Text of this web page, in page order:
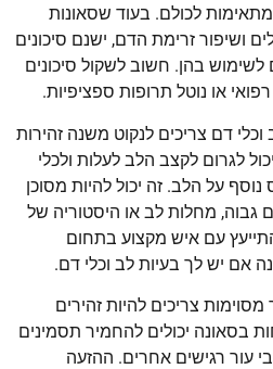
לכולם. בעוד שסאונות
ושיפור זרימת הדם, ישנם סיכונים
לשימוש בהן. חשוב לשקול סיכונים
או נוטל תרופות ספציפיות.
דם צריכים לנקוט משנה זהירות
לגרום לקצב הלב לעלות ולכלי
על הלב. זה יכול להיות מסוכן
גבוה, מחלות לב או היסטוריה של
עם איש מקצוע בתחום
אם יש לך בעיות לב וכלי דם.
צריכים להיות זהירים
בסאונה יכולים להחמיר תסמינים
עור רגישים אחרים. ההזעה